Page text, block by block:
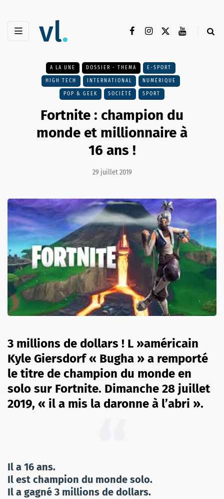
A LA UNE DOSSIER - THEMA E-SPORT
HIGH TECH INTERNATIONAL NUMÉRIQUE
POP & GEEK SOCIÉTÉ SPORT
Fortnite : champion du
monde et millionnaire à
16 ans !
29 juillet 2019
3 millions de dollars ! L »américain
Kyle Giersdorf « Bugha » a remporté
le titre de champion du monde en
solo sur Fortnite. Dimanche 28 juillet
2019, « il a mis la daronne à l’abri ».
Il a 16 ans.
Il est champion du monde solo.
Il a gagné 3 millions de dollars.